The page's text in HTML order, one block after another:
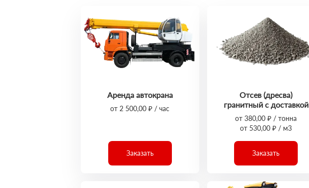
Аренда автокрана
от 2 500,00 ₽ / час
Заказать
Отсев (дресва)
гранитный с доставкой
от 380,00 ₽ / тонна
от 530,00 ₽ / м3
Заказать